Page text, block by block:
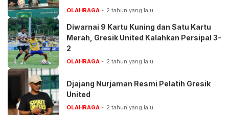
OLAHRAGA 2 tahun yang lalu
Diwarnai 9 Kartu Kuning dan Satu Kartu
Merah, Gresik United Kalahkan Persipal 3-
2
OLAHRAGA 2 tahun yang lalu
Djajang Nurjaman Resmi Pelatih Gresik
United
OLAHRAGA 2 tahun yang lalu